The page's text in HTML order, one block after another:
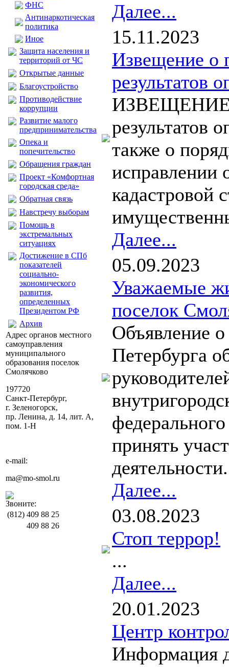
ФНС
Антинаркотическая
политика
Иное
Защита населения и
территорий от ЧС
Открытые данные
Благоустройство
Противодействие
коррупции
Развитие малого
предпринимательства
Опека и
попечительство
Обращения граждан
Проект «Комфортная
городская среда»
Обратная связь
Навстречу выборам
Помощь в
экстремальных
ситуациях
Достижение в СПб
показателей
социально-
экономического
развития,
определенных
Президентом РФ
Архив
Адрес органов местного
самоуправления
муниципального
образования поселок
Смолячково
197720
Санкт-Петербург,
г. Зеленогорск,
пр. Ленина, д. 14, лит. А,
пом. 1-Н
e-mail:
ma@mo-smol.ru
Звоните:
(812) 409 88 25
409 88 26
Далее...
15.11.2023
Извещение о
результатов
ИЗВЕЩЕНИЕ
результатов
также о
исправлении
кадастровой
Далее...
05.09.2023
Уважаемые
поселок
Объявление
Петербурга
принять
Далее...
03.08.2023
Стоп террор!
...
Далее...
20.01.2023
Центр
Информация